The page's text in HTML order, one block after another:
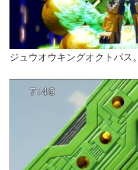
ジュウオウキングオクトパス。